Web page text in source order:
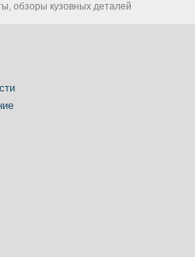
обзоры кузовных деталей